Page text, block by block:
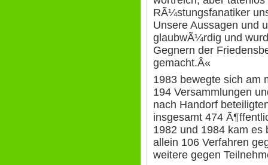
RÃ¼stungsfanatiker
Unsere Aussagen und
glaubwÃ¼rdig und
Gegnern der
gemacht.Â«
1983 bewegte sich am
194 Versammlungen
nach Handorf
insgesamt 474
1982 und 1984 kam es
allein 106 Verfahren
weitere gegen